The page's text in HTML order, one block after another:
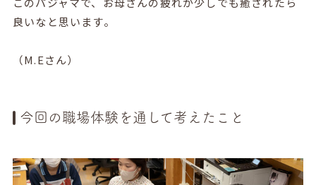
良いなと思います。
（M.Eさん）
今回の職場体験を通して考えたこと